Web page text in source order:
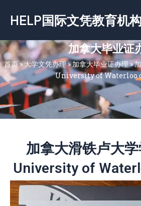
容
HELP国际文凭教育机构
加拿大毕业证
首页»大学文凭办理»加拿大毕业证办理»
University of Waterloo
加拿大滑铁卢大
University of